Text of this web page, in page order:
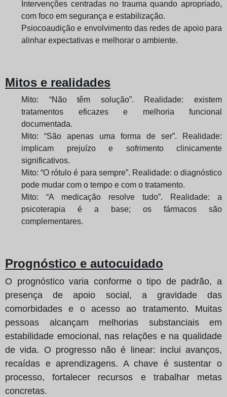
Intervenções centradas no trauma quando apropriado,
com foco em segurança e estabilização.
Psiocoaudição e envolvimento das redes de apoio para
alinhar expectativas e melhorar o ambiente.
Mitos e realidades
Mito: “Não têm solução”. Realidade: existem
tratamentos eficazes e melhoria funcional
documentada.
Mito: “São apenas uma forma de ser”. Realidade:
implicam prejuízo e sofrimento clinicamente
significativos.
Mito: “O rótulo é para sempre”. Realidade: o diagnóstico
pode mudar com o tempo e com o tratamento.
Mito: “A medicação resolve tudo”. Realidade: a
psicoterapia é a base; os fármacos são
complementares.
Prognóstico e autocuidado
O prognóstico varia conforme o tipo de padrão, a
presença de apoio social, a gravidade das
comorbidades e o acesso ao tratamento. Muitas
pessoas alcançam melhorias substanciais em
estabilidade emocional, nas relações e na qualidade
de vida. O progresso não é linear: inclui avanços,
recaídas e aprendizagens. A chave é sustentar o
processo, fortalecer recursos e trabalhar metas
concretas.